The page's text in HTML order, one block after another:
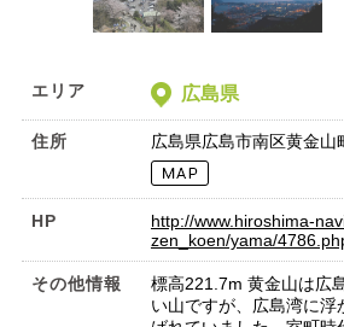
エリア 広島県
住所 広島県広島市南区黄金山
HP
http://www.hiroshima-
zen_koen/yama/
その他情報
標高221.7m 黄金山は広
い山ですが、広島湾に